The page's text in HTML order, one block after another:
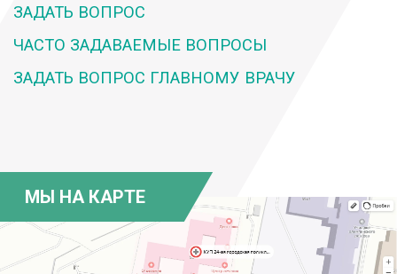
ЗАДАТЬ ВОПРОС
ЧАСТО ЗАДАВАЕМЫЕ ВОПРОСЫ
ЗАДАТЬ ВОПРОС ГЛАВНОМУ ВРАЧУ
МЫ НА КАРТЕ